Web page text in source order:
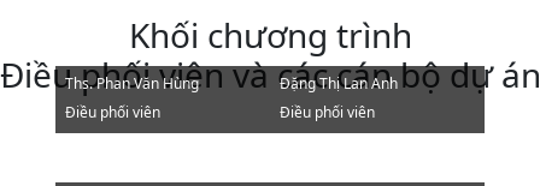
Khối chương trình
Điều phối viên và các cán bộ dự án
Ths. Phan Văn Hùng
Điều phối viên
Đặng Thị Lan Anh
Điều phối viên